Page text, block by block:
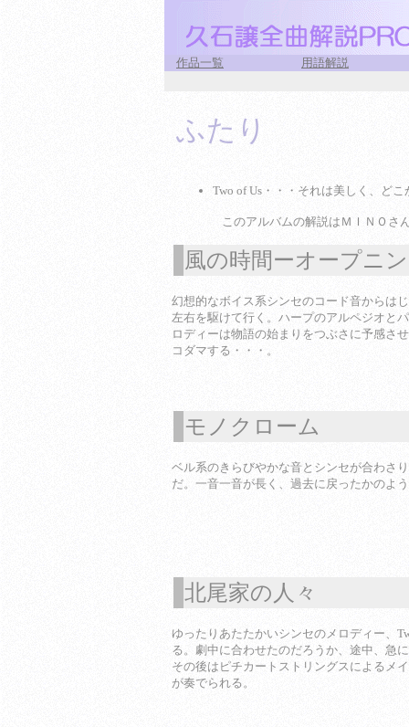
作品一覧 用語解説
ふたり
Two of Us・・・それは美しく、ど
このアルバムの解説はＭＩＮＯさ
風の時間ーオープニ
幻想的なボイス系シンセのコード音からは
左右を駆けて行く。ハープのアルペジオと
ロディーは物語の始まりをつぶさに予感さ
コダマする・・・。
モノクローム
ベル系のきらびやかな音とシンセが合わさ
だ。一音一音が長く、過去に戻ったかのよ
北尾家の人々
ゆったりあたたかいシンセのメロディー、
る。劇中に合わせたのだろうか、途中、急
その後はピチカートストリングスによるメ
が奏でられる。